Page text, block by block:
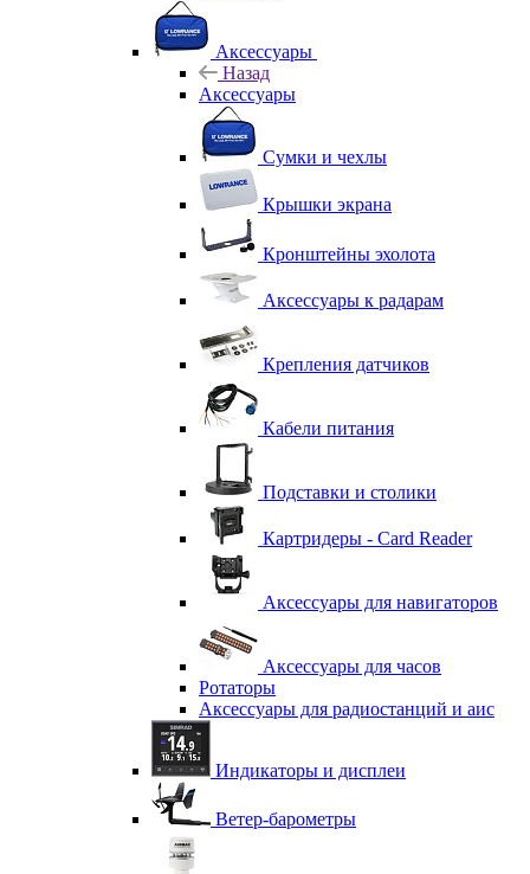
Аксессуары
Назад
Аксессуары
Сумки и чехлы
Крышки экрана
Кронштейны эхолота
Аксессуары к радарам
Крепления датчиков
Кабели питания
Подставки и столики
Картридеры - Card Reader
Аксессуары для навигаторов
Аксессуары для часов
Ротаторы
Аксессуары для радиостанций и аис
Индикаторы и дисплеи
Ветер-барометры